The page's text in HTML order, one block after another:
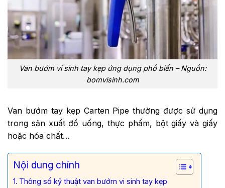
Van bướm vi sinh tay kẹp ứng dụng phổ biến – Nguồn:
bomvisinh.com
Van bướm tay kẹp Carten Pipe thường được sử dụng
trong sản xuất đồ uống, thực phẩm, bột giấy và giấy
hoặc hóa chất…
Nội dung chính
Thông số kỹ thuật van bướm vi sinh tay kẹp